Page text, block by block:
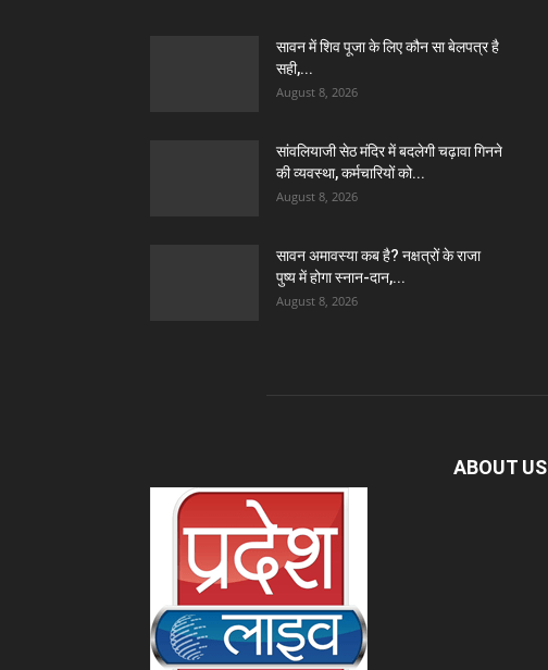
सावन में शिव पूजा के लिए कौन सा बेलपत्र है
सही,...
August 8, 2026
सांवलियाजी सेठ मंदिर में बदलेगी चढ़ावा गिनने
की व्यवस्था, कर्मचारियों को...
August 8, 2026
सावन अमावस्या कब है? नक्षत्रों के राजा
पुष्य में होगा स्नान-दान,...
August 8, 2026
ABOUT US